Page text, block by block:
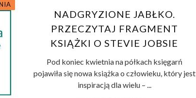
NADGRYZIONE JABŁKO.
PRZECZYTAJ FRAGMENT
KSIĄŻKI O STEVIE JOBSIE
Pod koniec kwietnia na półkach księgarń
pojawiła się nowa książka o człowieku, który jest
inspiracją dla wielu – ...